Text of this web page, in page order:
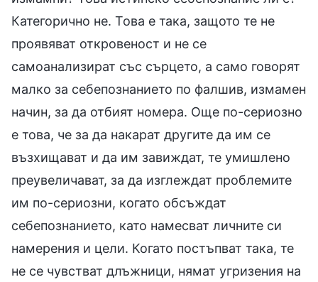
Категорично не. Това е така, защото те не
проявяват откровеност и не се
самоанализират със сърцето, а само говорят
малко за себепознанието по фалшив, измамен
начин, за да отбият номера. Още по-сериозно
е това, че за да накарат другите да им се
възхищават и да им завиждат, те умишлено
преувеличават, за да изглеждат проблемите
им по-сериозни, когато обсъждат
себепознанието, като намесват личните си
намерения и цели. Когато постъпват така, те
не се чувстват длъжници, нямат угризения на